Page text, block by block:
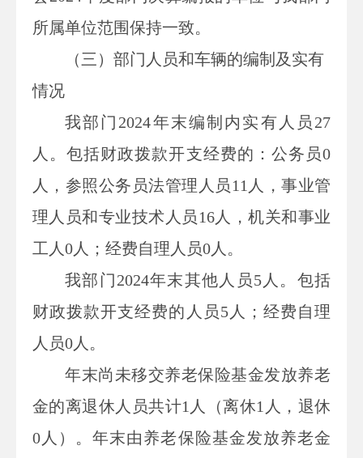
所属单位范围保持一致。
（三）部门人员和车辆的编制及实有
情况
我部门 2024年末编制内 实有人员 27
人。包括财政拨款开支经费的 ： 公务员0
人， 参照公务员法管理人员11 人 ，事业管
理人员和专业技术人员 16人，机关和事业
工人0人 ；经费自理人员0人 。
我部门2024年末其他人员5人。包括
财政拨款开支经费的人员5人；经费自理
人员0人。
年末尚未移交养老保险基金发放养老
金的离退休人员共计1 人 （离休1 人，退休
0 人 ）。年末由养老保险基金发放养老金